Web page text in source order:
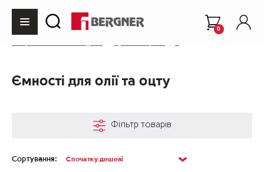
0
Ємності для олії та оцту
Фільтр товарів
Сортування: